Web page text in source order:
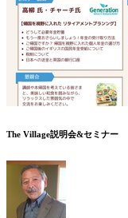
The Village説明会&セミナー